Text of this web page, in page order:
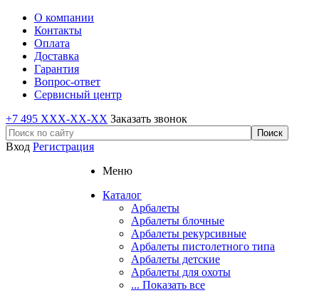
О компании
Контакты
Оплата
Доставка
Гарантия
Вопрос-ответ
Сервисный центр
+7 495 XXX-XX-XX Заказать звонок
Вход Регистрация
Меню
Каталог
Арбалеты
Арбалеты блочные
Арбалеты рекурсивные
Арбалеты пистолетного типа
Арбалеты детские
Арбалеты для охоты
... Показать все